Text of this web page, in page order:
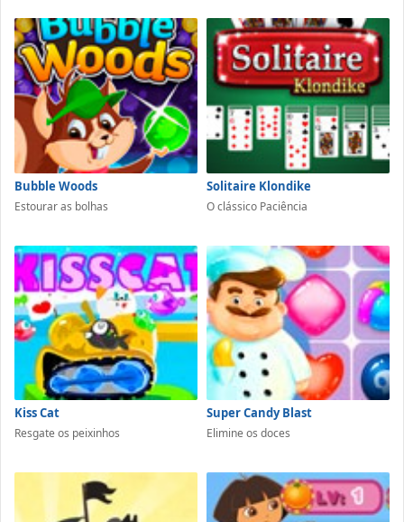
Bubble Woods
Estourar as bolhas
Solitaire Klondike
O clássico Paciência
Kiss Cat
Resgate os peixinhos
Super Candy Blast
Elimine os doces